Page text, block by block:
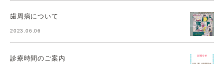
歯周病について
2023.06.06
診療時間のご案内